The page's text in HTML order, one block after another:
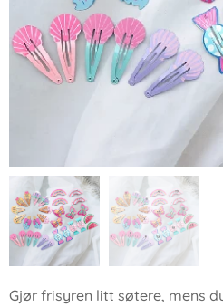
Gjør frisyren litt søtere, mens